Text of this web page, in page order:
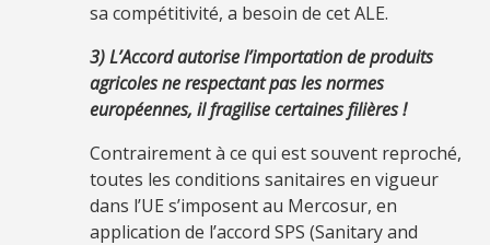
sa compétitivité, a besoin de cet ALE.
3) L’Accord autorise l’importation de produits
agricoles ne respectant pas les normes
européennes, il fragilise certaines filières !
Contrairement à ce qui est souvent reproché,
toutes les conditions sanitaires en vigueur
dans l’UE s’imposent au Mercosur, en
application de l’accord SPS (Sanitary and